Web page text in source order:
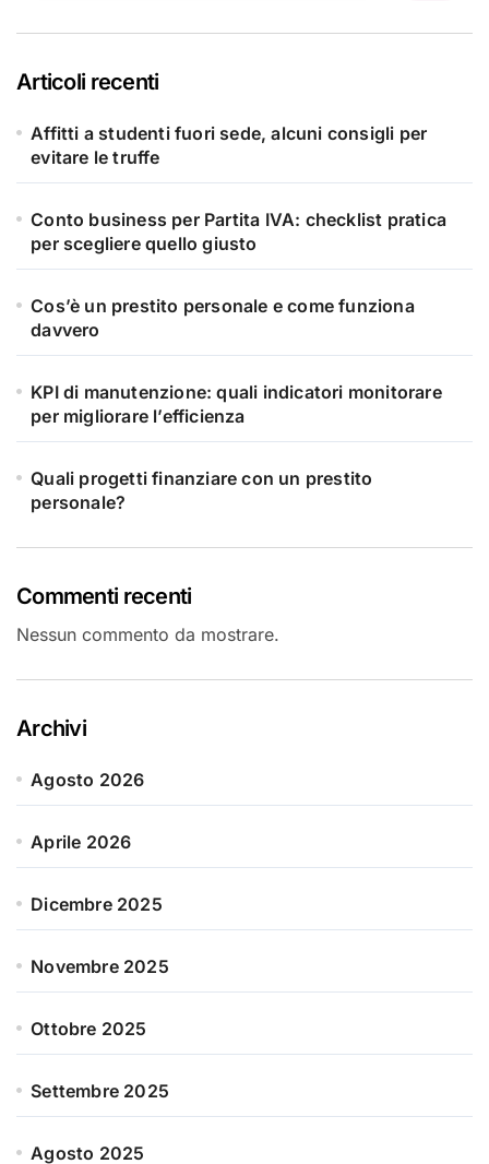
Articoli recenti
Affitti a studenti fuori sede, alcuni consigli per
evitare le truffe
Conto business per Partita IVA: checklist pratica
per scegliere quello giusto
Cos’è un prestito personale e come funziona
davvero
KPI di manutenzione: quali indicatori monitorare
per migliorare l’efficienza
Quali progetti finanziare con un prestito
personale?
Commenti recenti
Nessun commento da mostrare.
Archivi
Agosto 2026
Aprile 2026
Dicembre 2025
Novembre 2025
Ottobre 2025
Settembre 2025
Agosto 2025